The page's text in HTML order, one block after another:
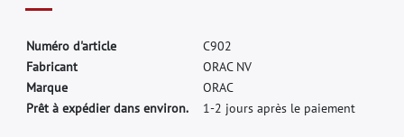
Numéro d'article C902
Fabricant ORAC NV
Marque ORAC
Prêt à expédier dans environ.
1-2 jours après le paiement